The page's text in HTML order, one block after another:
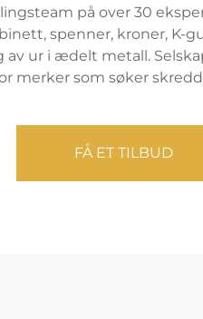
på over 30
spenner, kroner, K-
ur i ædelt metall.
merker som søker
FÅ ET TILBUD